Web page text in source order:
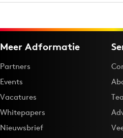
Meer Adformatie
Partners
Events
Vacatures
Whitepapers
Nieuwsbrief